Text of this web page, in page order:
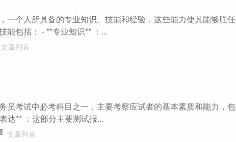
一个人所具备的专业知识、技能和经验，这些能力使其能够胜任
能包括： - **专业知识** ：...
文章列表
员考试中必考科目之一，主要考察应试者的基本素质和能力，包
达** ：这部分主要测试报...
文章列表